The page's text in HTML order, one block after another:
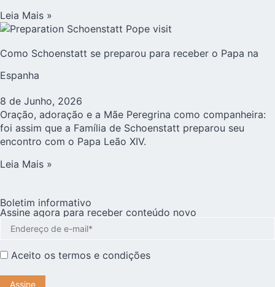
Leia Mais »
Como Schoenstatt se preparou para receber o Papa na
Espanha
8 de Junho, 2026
Oração, adoração e a Mãe Peregrina como companheira:
foi assim que a Família de Schoenstatt preparou seu
encontro com o Papa Leão XIV.
Leia Mais »
Boletim informativo
Assine agora para receber conteúdo novo
Aceito os termos e condições